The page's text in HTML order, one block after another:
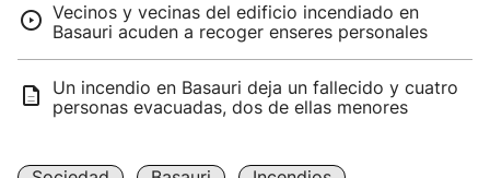
Vecinos y vecinas del edificio incendiado en
Basauri acuden a recoger enseres personales
Un incendio en Basauri deja un fallecido y cuatro
personas evacuadas, dos de ellas menores